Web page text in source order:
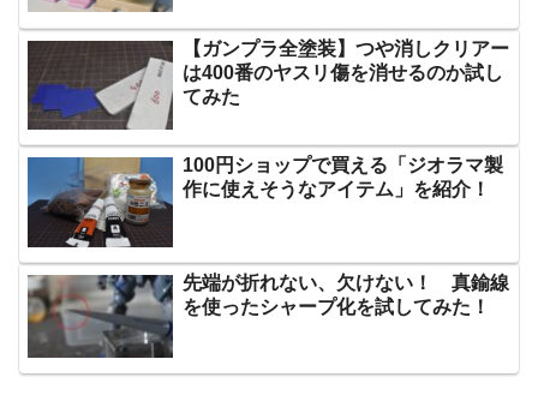
【ガンプラ全塗装】つや消しクリアー
は400番のヤスリ傷を消せるのか試し
てみた
100円ショップで買える「ジオラマ製
作に使えそうなアイテム」を紹介！
先端が折れない、欠けない！ 真鍮線
を使ったシャープ化を試してみた！